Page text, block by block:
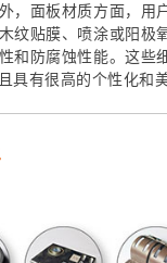
，面板材质方面，用
纹贴膜、喷涂或阳极
和防腐蚀性能。这些
具有很高的个性化和美